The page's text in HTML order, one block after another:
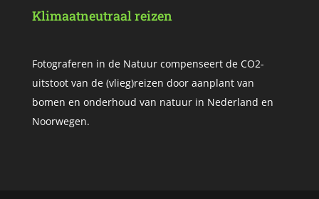
Klimaatneutraal reizen
Fotograferen in de Natuur compenseert de CO2-
uitstoot van de (vlieg)reizen door aanplant van
bomen en onderhoud van natuur in Nederland en
Noorwegen.